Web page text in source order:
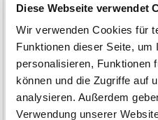
Diese Webseite verwendet
Wir verwenden Cookies für
Funktionen dieser Seite, um
personalisieren, Funktionen
können und die Zugriffe auf
analysieren. Außerdem
Verwendung unserer
14,90 €